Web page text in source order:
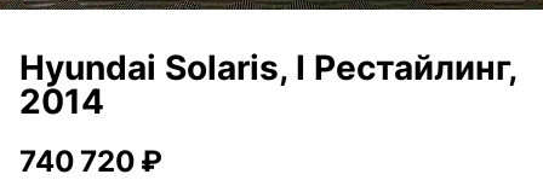
Hyundai Solaris, I Рестайлинг,
2014
740 720 ₽